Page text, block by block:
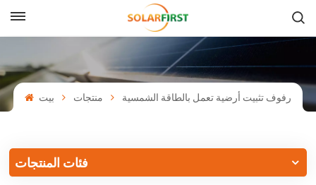
English
Français
中文
بيت منتجات رفوف تثبيت أرضية تعمل بالطاقة الشمسية
فئات المنتجات